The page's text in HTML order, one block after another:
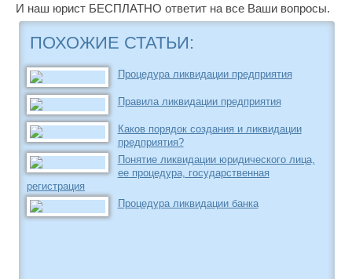
И наш юрист БЕСПЛАТНО ответит на все Ваши вопросы.
ПОХОЖИЕ СТАТЬИ:
Процедура ликвидации предприятия
Правила ликвидации предприятия
Каков порядок создания и ликвидации
предприятия?
Понятие ликвидации юридического лица,
ее процедура, государственная
регистрация
Процедура ликвидации банка